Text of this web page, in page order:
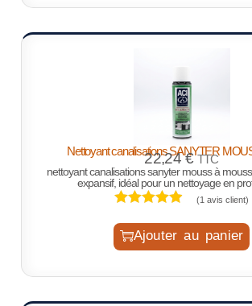
Nettoyant canalisations SANYTER
22,24€ TTC
nettoyant canalisations sanyter mouss à
expansif, idéal pour un nettoyage en
(1 avis client)
Ajouter au panier